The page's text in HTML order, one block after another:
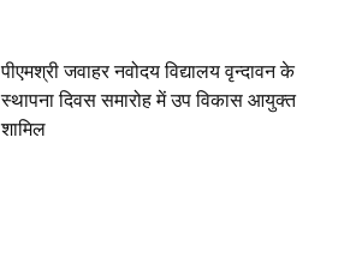
पीएमश्री जवाहर नवोदय विद्यालय वृन्दावन के
स्थापना दिवस समारोह में उप विकास आयुक्त
शामिल